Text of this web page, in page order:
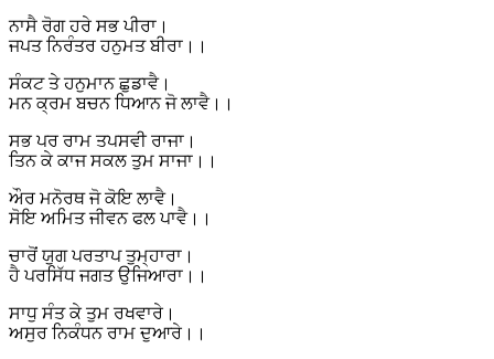
ਨਾਸੈ ਰੋਗ ਹਰੇ ਸਭ ਪੀਰਾ।
ਜਪਤ ਨਿਰੰਤਰ ਹਨੁਮਤ ਬੀਰਾ।।
ਸੰਕਟ ਤੇ ਹਨੁਮਾਨ ਛੁਡਾਵੈ।
ਮਨ ਕ੍ਰਮ ਬਚਨ ਧਿਆਨ ਜੋ ਲਾਵੈ।।
ਸਭ ਪਰ ਰਾਮ ਤਪਸਵੀ ਰਾਜਾ।
ਤਿਨ ਕੇ ਕਾਜ ਸਕਲ ਤੁਮ ਸਾਜਾ।।
ਔਰ ਮਨੋਰਥ ਜੋ ਕੋਇ ਲਾਵੈ।
ਸੋਇ ਅਮਿਤ ਜੀਵਨ ਫਲ ਪਾਵੈ।।
ਚਾਰੋਂ ਯੁਗ ਪਰਤਾਪ ਤੁਮ੍ਹਾਰਾ।
ਹੈ ਪਰਸਿੱਧ ਜਗਤ ਉਜਿਆਰਾ।।
ਸਾਧੁ ਸੰਤ ਕੇ ਤੁਮ ਰਖਵਾਰੇ।
ਅਸੁਰ ਨਿਕੰਧਨ ਰਾਮ ਦੁਆਰੇ।।